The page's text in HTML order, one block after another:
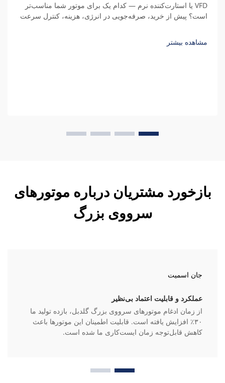
VFD یا استارت‌کننده نرم — کدام یک برای موتور شما مناسب‌تر
است؟ پیش از خرید، صرفه‌جویی در انرژی، هزینه، کنترل سرعت
کنید.
مشاهده بیشتر
بازخورد مشتریان درباره موتورهای
سرووی بزرگ
جان اسمیت
عملکرد و قابلیت اعتماد بی‌نظیر
از زمان ادغام موتورهای سرووی بزرگ گلدبل، بازده تولید ما
۳۰٪ افزایش یافته است. قابلیت اطمینان این موتورها باعث
کاهش قابل‌توجه زمان ایست‌کاری ما شده است.